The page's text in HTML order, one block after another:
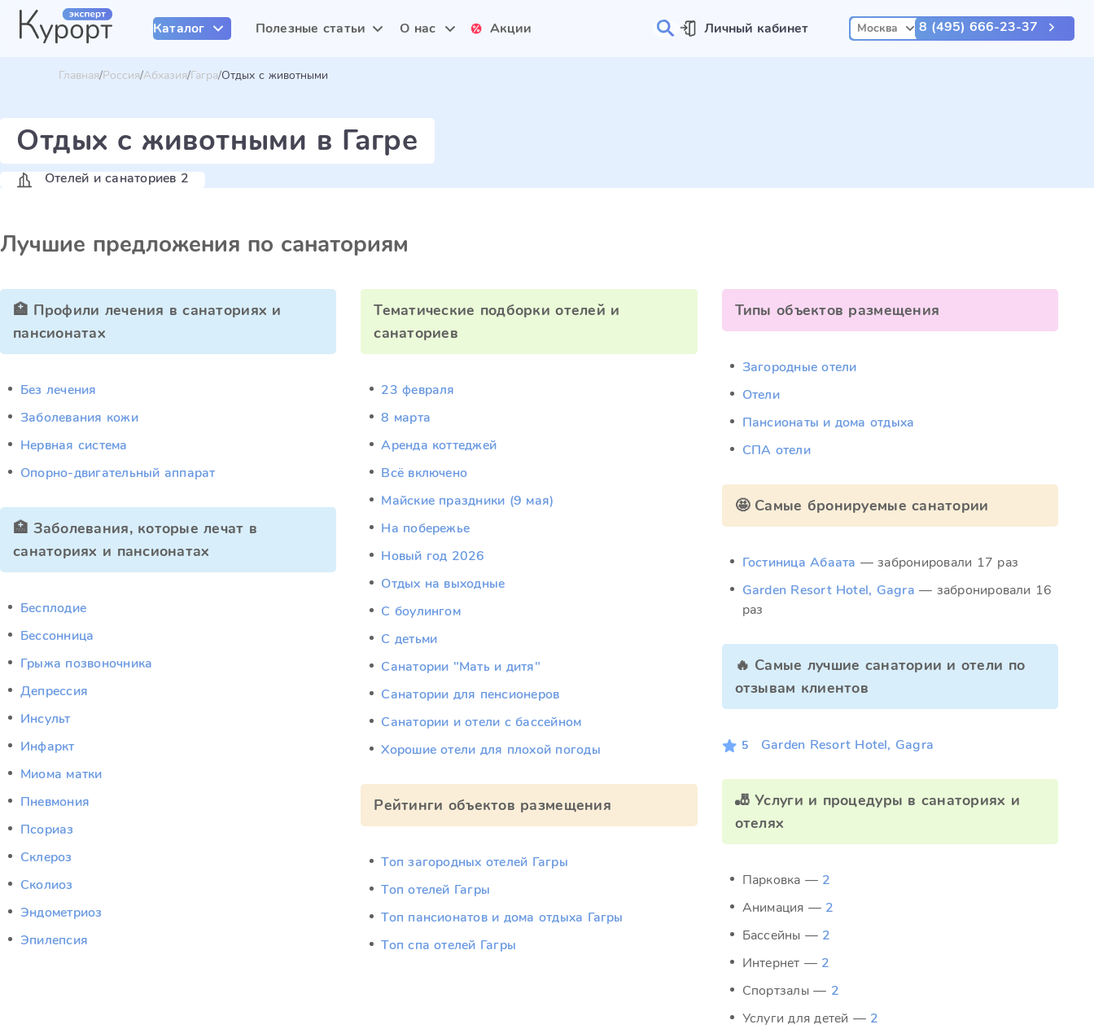
Каталог Полезные статьи О нас Акции Личный кабинет Москва 8 (495) 666-23-37
Главная Россия Абхазия Гагра Отдых c животными
Отдых c животными в Гагре
Отелей и санаториев 2
Лучшие предложения по санаториям
🏥 Профили лечения в санаториях и
пансионатах
Без лечения
Заболевания кожи
Нервная система
Опорно-двигательный аппарат
🏥 Заболевания, которые лечат в
санаториях и пансионатах
Бесплодие
Бессонница
Грыжа позвоночника
Депрессия
Инсульт
Инфаркт
Миома матки
Пневмония
Псориаз
Склероз
Сколиоз
Эндометриоз
Эпилепсия
Тематические подборки отелей и
санаториев
23 февраля
8 марта
Аренда коттеджей
Всё включено
Майские праздники (9 мая)
На побережье
Новый год 2026
Отдых на выходные
С боулингом
С детьми
Санатории "Мать и дитя"
Санатории для пенсионеров
Санатории и отели с бассейном
Хорошие отели для плохой погоды
Рейтинги объектов размещения
Топ загородных отелей Гагры
Топ отелей Гагры
Топ пансионатов и дома отдыха Гагры
Топ спа отелей Гагры
Типы объектов размещения
Загородные отели
Отели
Пансионаты и дома отдыха
СПА отели
🤩 Самые бронируемые санатории
Гостиница Абаата — забронировали 17 раз
Garden Resort Hotel, Gagra — забронировали 16
раз
🔥 Самые лучшие санатории и отели по
отзывам клиентов
5 Garden Resort Hotel, Gagra
🎳 Услуги и процедуры в санаториях и
отелях
Парковка — 2
Анимация — 2
Бассейны — 2
Интернет — 2
Спортзалы — 2
Услуги для детей — 2